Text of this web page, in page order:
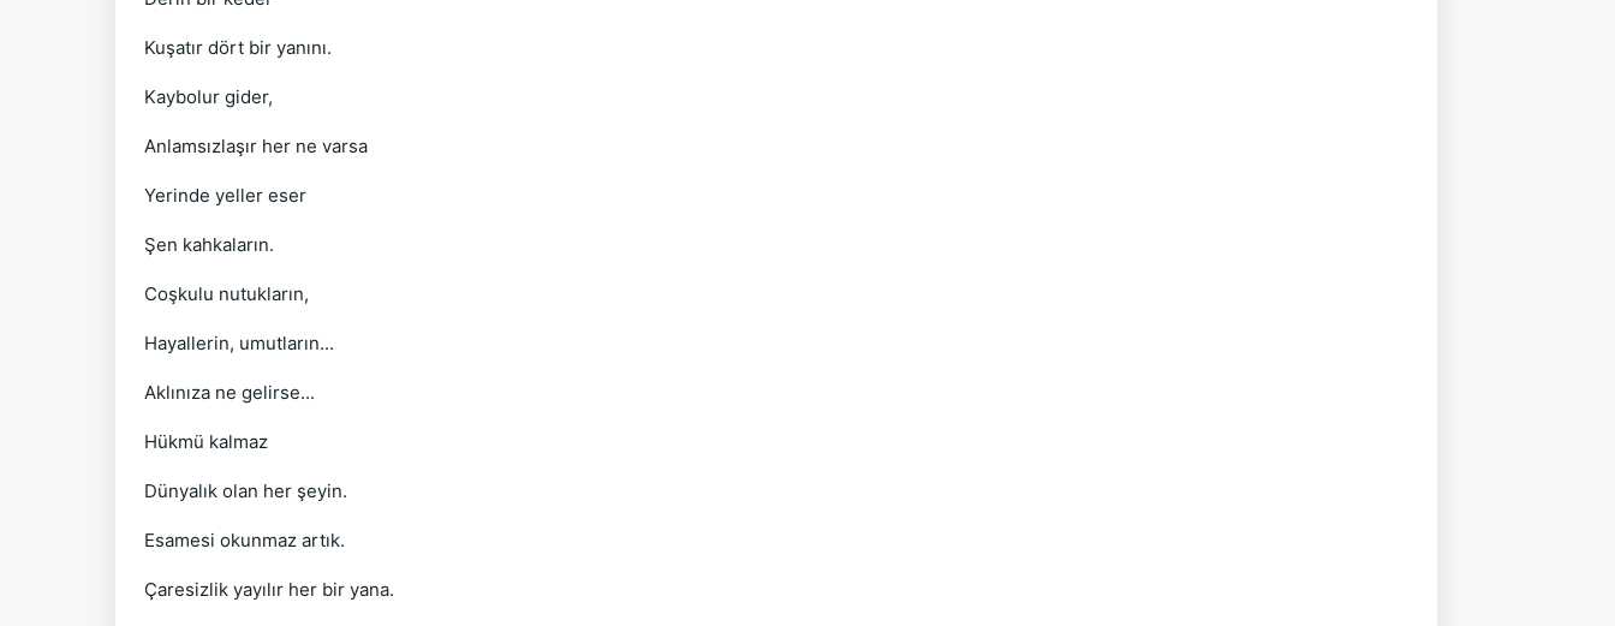
Kuşatır dört bir yanını.
Kaybolur gider,
Anlamsızlaşır her ne varsa
Yerinde yeller eser
Şen kahkaların.
Coşkulu nutukların,
Hayallerin, umutların...
Aklınıza ne gelirse...
Hükmü kalmaz
Dünyalık olan her şeyin.
Esamesi okunmaz artık.
Çaresizlik yayılır her bir yana.